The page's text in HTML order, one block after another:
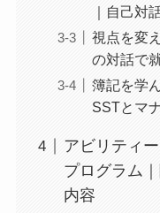
｜自己対
視点を変
の対話で
簿記を学
SSTとマ
アビリティ
プログラム
内容